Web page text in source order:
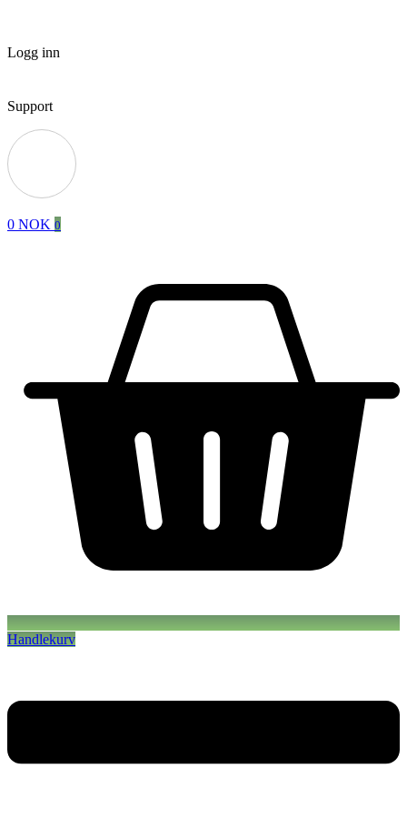
Logg inn
Support
0 NOK 0
Handlekurv